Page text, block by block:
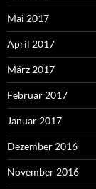
Mai 2017
April 2017
März 2017
Februar 2017
Januar 2017
Dezember 2016
November 2016